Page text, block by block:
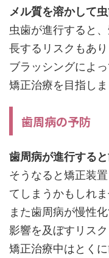
メル質を溶かして
虫歯が進行すると
長するリスクもあり
ブラッシングによ
矯正治療を目指しま
歯周病の予防
歯周病が進行する
そうなると矯正装
てしまうかもしれま
また歯周病が慢性
影響を及ぼすリスク
矯正治療中はとく